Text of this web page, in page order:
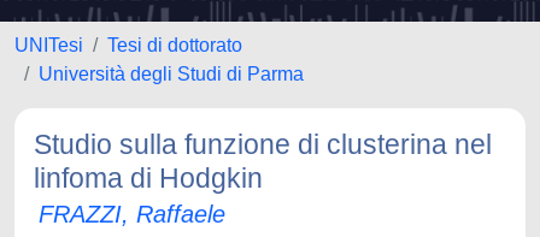
UNITesi
Tesi di dottorato
Università degli Studi di Parma
Studio sulla funzione di clusterina nel
linfoma di Hodgkin
FRAZZI, Raffaele